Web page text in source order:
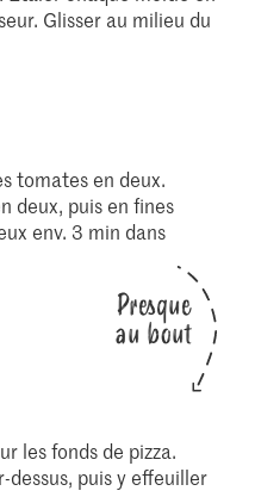
Glisser au milieu du
tomates en deux.
deux, puis en fines
env. 3 min dans
Presque
au bout
les fonds de pizza.
puis y effeuiller